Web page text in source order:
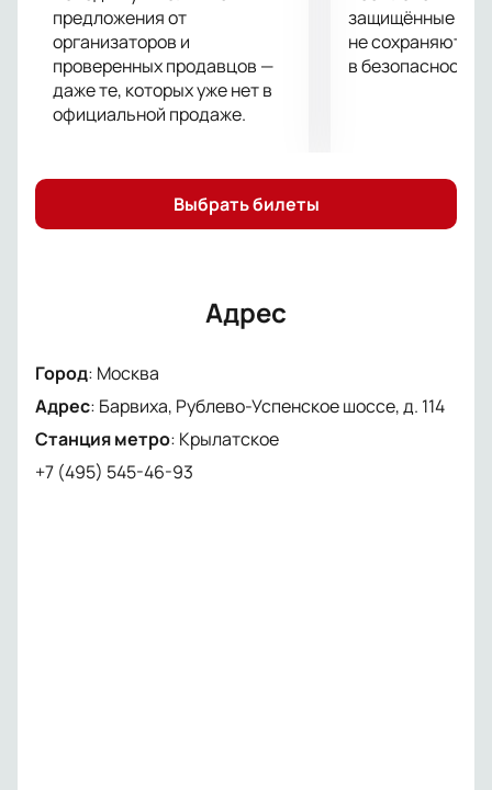
приятными впечатлениями от увиденного!
предложения от
организаторов и
проверенных продавцов —
даже те, которых уже нет в
официальной продаже.
защищённые
не сохраняются
в безопасности.
Выбрать билеты
Адрес
Город: Москва
Адрес: Барвиха, Рублево-Успенское шоссе, д. 114
Станция метро: Крылатское
+7 (495) 545-46-93